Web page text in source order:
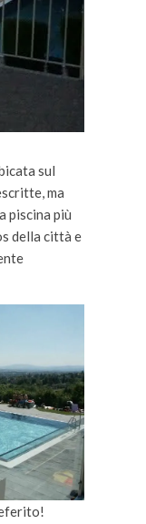
sul
ma
piscina più
della città e